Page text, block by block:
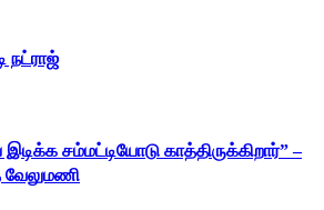
நட்ராஜ்
சம்மட்டியோடு காத்திருக்கிறார்” –
வேலுமணி